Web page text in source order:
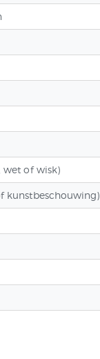
wet of wisk)
kunstbeschouwing)